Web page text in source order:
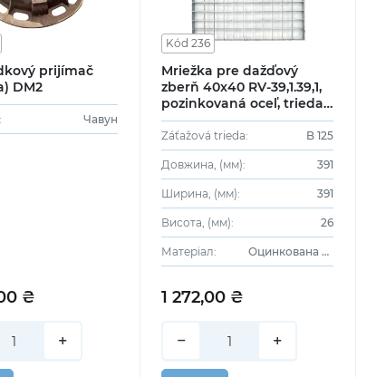
prijímač
DM2
Чавун
₴
+
Kód 236
Mriežka pre dažďový
zberň 40x40 RV-39,1.39,1,
pozinkovaná oceľ, trieda
V
Záťažová trieda: B 125
Довжина, (мм): 391
Ширина, (мм): 391
Висота, (мм): 26
Матеріал: Оцинкована сталь
1 272,00 ₴
− +